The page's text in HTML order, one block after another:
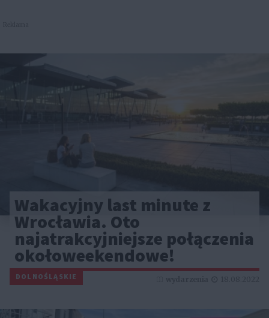
Wakacyjny last minute z
Wrocławia. Oto
najatrakcyjniejsze połączenia
okołoweekendowe!
DOLNOŚLĄSKIE